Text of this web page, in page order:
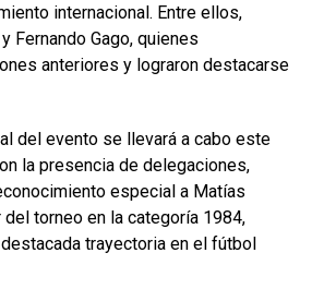
internacional. Entre ellos,
Fernando Gago, quienes
anteriores y lograron destacarse
del evento se llevará a cabo este
la presencia de delegaciones,
especial a Matías
torneo en la categoría 1984,
trayectoria en el fútbol